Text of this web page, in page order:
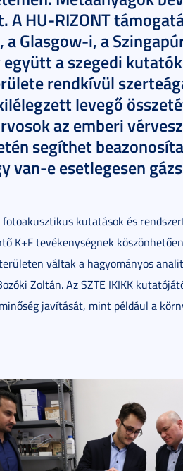
A HU-RIZONT
Glasgow-i, a
a szegedi
rendkívül
levegő
az emberi
segíthet
van-e esetlegesen
kutatások és
K+F tevékenységnek
váltak a hagyományos
Zoltán. Az SZTE IKIKK
javítását, mint például a